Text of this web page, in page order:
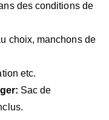
des conditions de
choix, manchons de
etc.
Sac de